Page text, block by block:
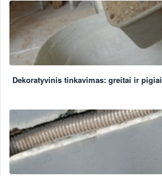
Dekoratyvinis tinkavimas: greitai ir pigiai